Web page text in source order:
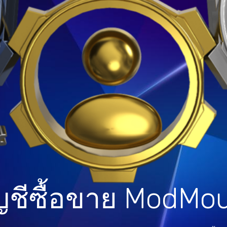
ซื้อขาย